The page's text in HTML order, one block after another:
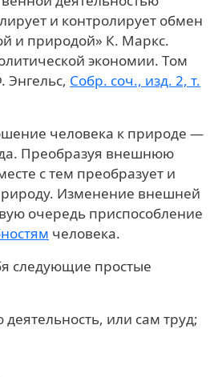
и контролирует обмен
и природой» К. Маркс.
экономии. Том
Собр. соч., изд. 2, т.
человека к природе —
Преобразуя внешнюю
с тем преобразует и
Изменение внешней
очередь приспособление
человека.
следующие простые
или сам труд;